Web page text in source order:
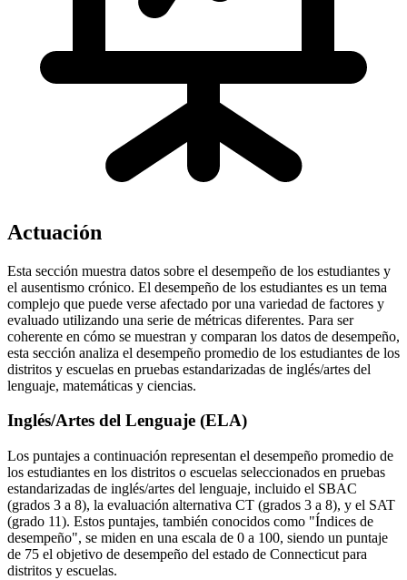
Actuación
Esta sección muestra datos sobre el desempeño de los estudiantes y
el ausentismo crónico. El desempeño de los estudiantes es un tema
complejo que puede verse afectado por una variedad de factores y
evaluado utilizando una serie de métricas diferentes. Para ser
coherente en cómo se muestran y comparan los datos de desempeño,
esta sección analiza el desempeño promedio de los estudiantes de los
distritos y escuelas en pruebas estandarizadas de inglés/artes del
lenguaje, matemáticas y ciencias.
Inglés/Artes del Lenguaje (ELA)
Los puntajes a continuación representan el desempeño promedio de
los estudiantes en los distritos o escuelas seleccionados en pruebas
estandarizadas de inglés/artes del lenguaje, incluido el SBAC
(grados 3 a 8), la evaluación alternativa CT (grados 3 a 8), y el SAT
(grado 11). Estos puntajes, también conocidos como "Índices de
desempeño", se miden en una escala de 0 a 100, siendo un puntaje
de 75 el objetivo de desempeño del estado de Connecticut para
distritos y escuelas.